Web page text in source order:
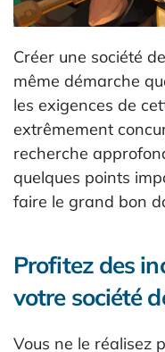
Créer une société
même démarche
les exigences de
extrêmement
recherche
quelques points
faire le grand bon
Profitez des
votre société
Vous ne le réalisez